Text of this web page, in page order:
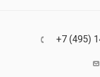
+7 (495)